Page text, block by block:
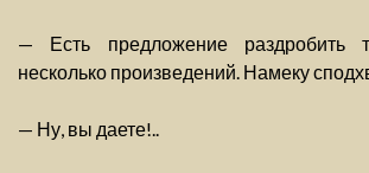
— Есть предложение раздробить
несколько произведений. Намеку
— Ну, вы даете!..